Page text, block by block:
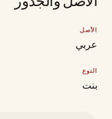
الأصل
عربي
النوع
بنت